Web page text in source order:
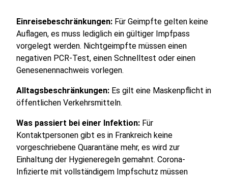
Einreisebeschränkungen: Für Geimpfte gelten keine
Auflagen, es muss lediglich ein gültiger Impfpass
vorgelegt werden. Nichtgeimpfte müssen einen
negativen PCR-Test, einen Schnelltest oder einen
Genesenennachweis vorlegen.
Alltagsbeschränkungen: Es gilt eine Maskenpflicht in
öffentlichen Verkehrsmitteln.
Was passiert bei einer Infektion: Für
Kontaktpersonen gibt es in Frankreich keine
vorgeschriebene Quarantäne mehr, es wird zur
Einhaltung der Hygieneregeln gemahnt. Corona-
Infizierte mit vollständigem Impfschutz müssen